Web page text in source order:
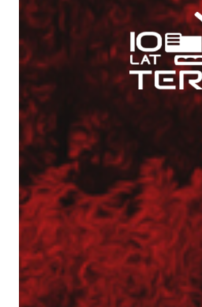
Baza TERGON w dniu 14
Wynajem maszyn
Jubileusz: 20-lecie
Operator Wiertnicy –
Galeria z otwarcia Bazy
Nasz najnowszy folder